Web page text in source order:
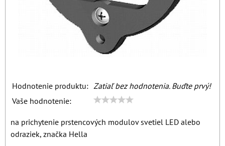
Hodnotenie produktu: Zatiaľ bez hodnotenia. Buďte prvý!
Vaše hodnotenie:
na prichytenie prstencových modulov svetiel LED alebo
odraziek, značka Hella